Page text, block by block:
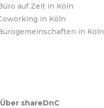
auf Zeit in Köln
in Köln
in Köln
Über shareDnC